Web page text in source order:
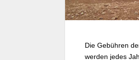
Die Gebühren
werden jedes